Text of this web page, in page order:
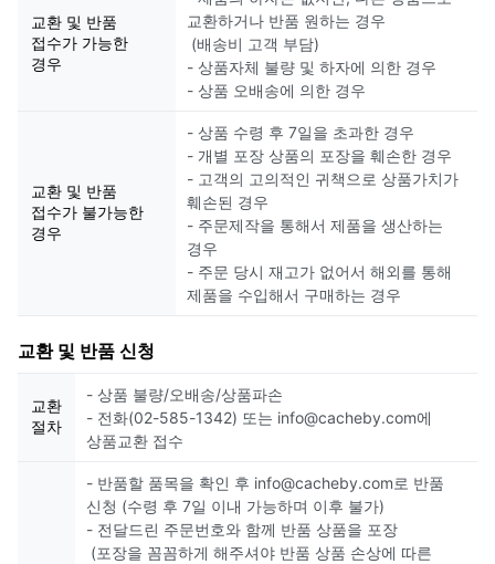
교환 및 반품
접수가 가능한
경우
교환하거나 반품 원하는 경우
(배송비 고객 부담)
- 상품자체 불량 및 하자에 의한 경우
- 상품 오배송에 의한 경우
교환 및 반품
접수가 불가능한
경우
- 상품 수령 후 7일을 초과한 경우
- 개별 포장 상품의 포장을 훼손한 경우
- 고객의 고의적인 귀책으로 상품가치가
훼손된 경우
- 주문제작을 통해서 제품을 생산하는
경우
- 주문 당시 재고가 없어서 해외를 통해
제품을 수입해서 구매하는 경우
교환 및 반품 신청
교환
절차
- 상품 불량/오배송/상품파손
- 전화(02-585-1342) 또는 info@cacheby.com에
상품교환 접수
- 반품할 품목을 확인 후 info@cacheby.com로 반품
신청 (수령 후 7일 이내 가능하며 이후 불가)
- 전달드린 주문번호와 함께 반품 상품을 포장
(포장을 꼼꼼하게 해주셔야 반품 상품 손상에 따른